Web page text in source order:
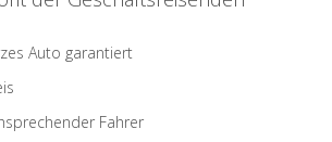
Auto garantiert
Fahrer